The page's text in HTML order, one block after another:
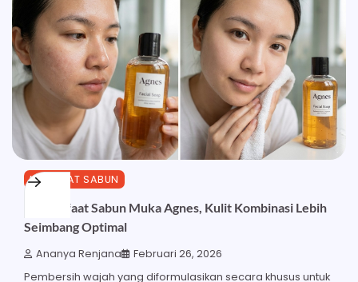
MANFAAT SABUN
27 Manfaat Sabun Muka Agnes, Kulit Kombinasi Lebih
Seimbang Optimal
Ananya Renjana Februari 26, 2026
Pembersih wajah yang diformulasikan secara khusus untuk